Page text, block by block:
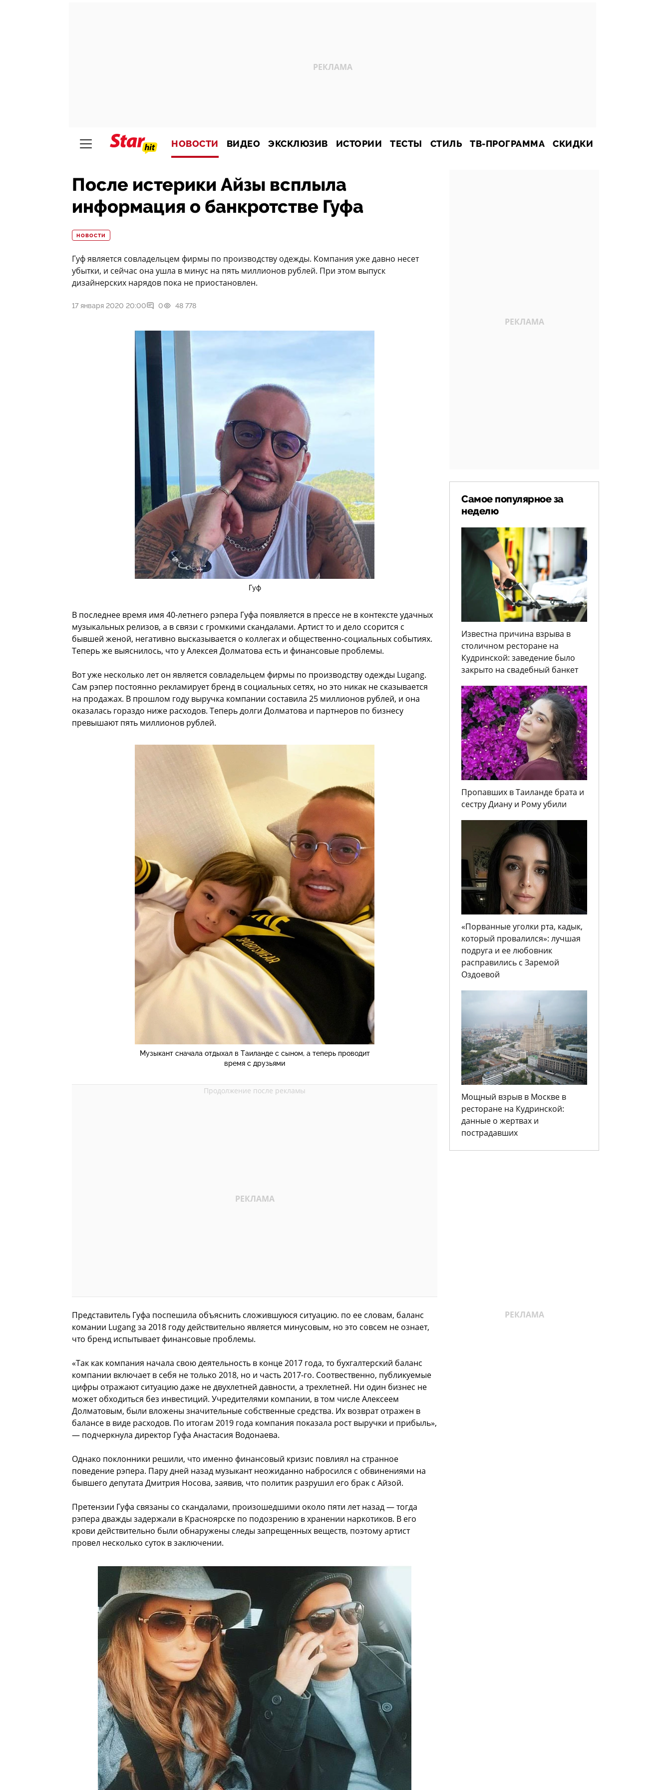
НОВОСТИ ВИДЕО ЭКСКЛЮЗИВ ИСТОРИИ ТЕСТЫ СТИЛЬ ТВ-ПРОГРАММА СКИДКИ
После истерики Айзы всплыла
информация о банкротстве Гуфа
НОВОСТИ
Гуф является совладельцем фирмы по производству одежды. Компания уже давно несет
убытки, и сейчас она ушла в минус на пять миллионов рублей. При этом выпуск
дизайнерских нарядов пока не приостановлен.
17 января 2020 20:00 0 48 778
Гуф
В последнее время имя 40-летнего рэпера Гуфа появляется в прессе не в контексте удачных
музыкальных релизов, а в связи с громкими скандалами. Артист то и дело ссорится с
бывшей женой, негативно высказывается о коллегах и общественно-социальных событиях.
Теперь же выяснилось, что у Алексея Долматова есть и финансовые проблемы.
Вот уже несколько лет он является совладельцем фирмы по производству одежды Lugang.
Сам рэпер постоянно рекламирует бренд в социальных сетях, но это никак не сказывается
на продажах. В прошлом году выручка компании составила 25 миллионов рублей, и она
оказалась гораздо ниже расходов. Теперь долги Долматова и партнеров по бизнесу
превышают пять миллионов рублей.
Музыкант сначала отдыхал в Таиланде с сыном, а теперь проводит
время с друзьями
Представитель Гуфа поспешила объяснить сложившуюся ситуацию. по ее словам, баланс
комании Lugang за 2018 году действительно является минусовым, но это совсем не ознает,
что бренд испытывает финансовые проблемы.
«Так как компания начала свою деятельность в конце 2017 года, то бухгалтерский баланс
компании включает в себя не только 2018, но и часть 2017-го. Соотвественно, публикуемые
цифры отражают ситуацию даже не двухлетней давности, а трехлетней. Ни один бизнес не
может обходиться без инвестиций. Учредителями компании, в том числе Алексеем
Долматовым, были вложены значительные собственные средства. Их возврат отражен в
балансе в виде расходов. По итогам 2019 года компания показала рост выручки и прибыль»,
— подчеркнула директор Гуфа Анастасия Водонаева.
Однако поклонники решили, что именно финансовый кризис повлиял на странное
поведение рэпера. Пару дней назад музыкант неожиданно набросился с обвинениями на
бывшего депутата Дмитрия Носова, заявив, что политик разрушил его брак с Айзой.
Претензии Гуфа связаны со скандалами, произошедшими около пяти лет назад — тогда
рэпера дважды задержали в Красноярске по подозрению в хранении наркотиков. В его
крови действительно были обнаружены следы запрещенных веществ, поэтому артист
провел несколько суток в заключении.
Самое популярное за
неделю
Известна причина взрыва в
столичном ресторане на
Кудринской: заведение было
закрыто на свадебный банкет
Пропавших в Таиланде брата и
сестру Диану и Рому убили
«Порванные уголки рта, кадык,
который провалился»: лучшая
подруга и ее любовник
расправились с Заремой
Оздоевой
Мощный взрыв в Москве в
ресторане на Кудринской:
данные о жертвах и
пострадавших